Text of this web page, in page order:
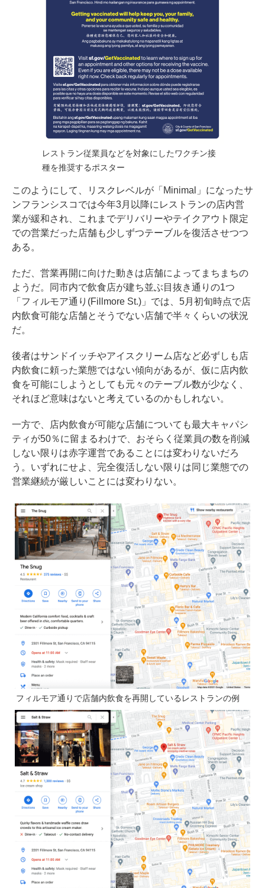
レストラン従業員などを対象にしたワクチン接
種を推奨するポスター
このようにして、リスクレベルが「Minimal」になったサ
ンフランシスコでは今年3月以降にレストランの店内営
業が緩和され、これまでデリバリーやテイクアウト限定
での営業だった店舗も少しずつテーブルを復活させつつ
ある。
ただ、営業再開に向けた動きは店舗によってまちまちの
ようだ。同市内で飲食店が建ち並ぶ目抜き通りの1つ
「フィルモア通り(Fillmore St.)」では、5月初旬時点で店
内飲食可能な店舗とそうでない店舗で半々くらいの状況
だ。
後者はサンドイッチやアイスクリーム店など必ずしも店
内飲食に頼った業態ではない傾向があるが、仮に店内飲
食を可能にしようとしても元々のテーブル数が少なく、
それほど意味はないと考えているのかもしれない。
一方で、店内飲食が可能な店舗についても最大キャパシ
ティが50％に留まるわけで、おそらく従業員の数を削減
しない限りは赤字運営であることには変わりないだろ
う。いずれにせよ、完全復活しない限りは同じ業態での
営業継続が厳しいことには変わりない。
フィルモア通りで店舗内飲食を再開しているレストランの例